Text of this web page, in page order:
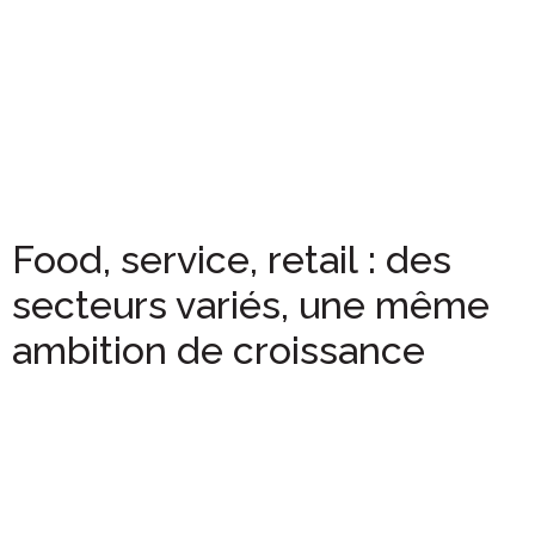
Food, service, retail : des
secteurs variés, une même
ambition de croissance